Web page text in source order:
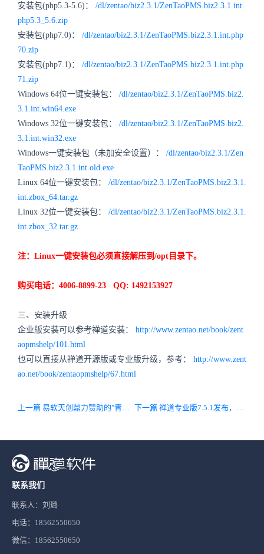
安装包(php5.3-5.6)： /dl/zentao/biz2.3.1/ZenTaoPMS.biz2.3.1.int.
php5.3_5.6.zip
安装包(php7.0)： /dl/zentao/biz2.3.1/ZenTaoPMS.biz2.3.1.int.php
70.zip
安装包(php7.1)： /dl/zentao/biz2.3.1/ZenTaoPMS.biz2.3.1.int.php
71.zip
Windows 64位一键安装包： /dl/zentao/biz2.3.1/ZenTaoPMS.biz2.
3.1.int.win64.exe
Windows 32位一键安装包： /dl/zentao/biz2.3.1/ZenTaoPMS.biz2.
3.1.int.win32.exe
Windows一键安装包（未加安全设置）： /dl/zentao/biz2.3.1/Zen
TaoPMS.biz2.3.1.int.old.exe
Linux 64位一键安装包： /dl/zentao/biz2.3.1/ZenTaoPMS.biz2.3.1.
int.zbox_64.tar.gz
Linux 32位一键安装包： /dl/zentao/biz2.3.1/ZenTaoPMS.biz2.3.1.
int.zbox_32.tar.gz
注：Linux一键安装包必须直接解压到/opt目录下。
购买电话：4006-8899-23 QQ: 1492153927
三、安装升级
企业版安装可以参考禅道安装： http://www.zentao.net/book/zent
aopmshelp/101.html
也可以直接从禅道开源版或专业版升级，参考： http://www.zent
ao.net/book/zentaopmshelp/67.html
上一篇 易软天创鼎力赞助的"青岛首届DevOpsDays社区MEETUP"圆满举行 下一篇 禅道专业版7.5.1发布，主要兼容开源版10.6
联系我们
联系人：刘璐
电话：18562550650
微信：18562550650